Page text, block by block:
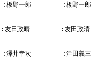
:板野一郎        :板野一郎
:友田政晴        :友田政晴
:澤井幸次        :津田義三